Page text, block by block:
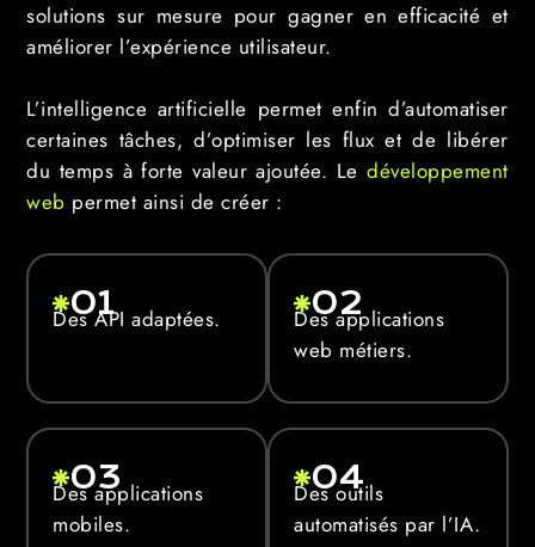
solutions sur mesure pour gagner en efficacité et
améliorer l’expérience utilisateur.
L’intelligence artificielle permet enfin d’automatiser
certaines tâches, d’optimiser les flux et de libérer
du temps à forte valeur ajoutée. Ledéveloppement
web permet ainsi de créer :
01
Des API adaptées. 02
Des applications
web métiers.
03
Des applications
mobiles.
04
Des outils
automatisés par l’IA.